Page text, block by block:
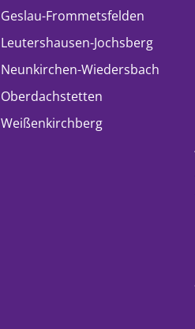
Geslau-Frommetsfelden
Leutershausen-Jochsberg
Neunkirchen-Wiedersbach
Oberdachstetten
Weißenkirchberg